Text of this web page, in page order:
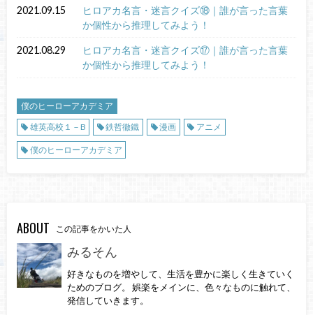
2021.09.15
ヒロアカ名言・迷言クイズ⑱｜誰が言った言葉
か個性から推理してみよう！
2021.08.29
ヒロアカ名言・迷言クイズ⑰｜誰が言った言葉
か個性から推理してみよう！
僕のヒーローアカデミア
雄英高校１－B
鉄哲徹鐵 漫画 アニメ
僕のヒーローアカデミア
ABOUT この記事をかいた人
みるそん
好きなものを増やして、生活を豊かに楽しく生きていく
ためのブログ。 娯楽をメインに、色々なものに触れて、
発信していきます。